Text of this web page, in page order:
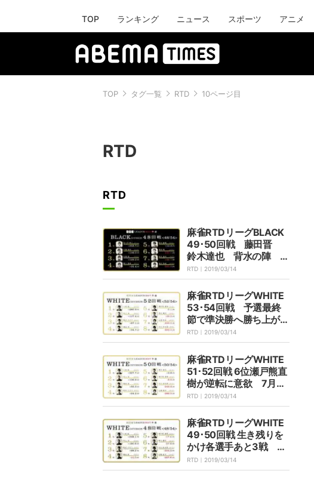
TOP ランキング ニュース スポーツ アニメ
TOP タグ一覧 RTD 10ページ目
RTD
RTD
麻雀RTDリーグBLACK
49･50回戦 藤田晋
鈴木達也 背水の陣 7
月31日に放送
RTD｜ 2019/03/14
麻雀RTDリーグWHITE
53･54回戦 予選最終
節で準決勝へ勝ち上がる
のは 7月27日に放送
RTD｜ 2019/03/14
麻雀RTDリーグWHITE
51･52回戦 6位瀬戸熊直
樹が逆転に意欲 7月24
日放送
RTD｜ 2019/03/14
麻雀RTDリーグWHITE
49･50回戦 生き残りを
かけ各選手あと3戦 7
月20日放送
RTD｜ 2019/03/14